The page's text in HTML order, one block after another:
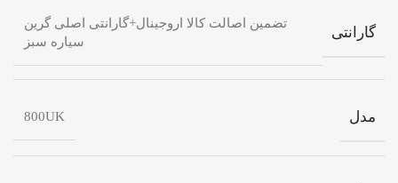
گارانتی
تضمین اصالت کالا اروجینال+گارانتی اصلی گرین
سیاره سبز
مدل 800UK